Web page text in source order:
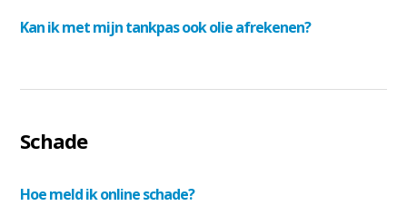
Kan ik met mijn tankpas ook olie afrekenen?
Schade
Hoe meld ik online schade?